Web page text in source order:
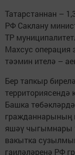
Татарстаннан –
РФ Саклану
ТР
Махсус операция
тәэмин ителә –
Бер тапкыр
территориясендә
Башка
гражданнарының
яшәү чыгымнары
вакытка
гаиләләренә РФ